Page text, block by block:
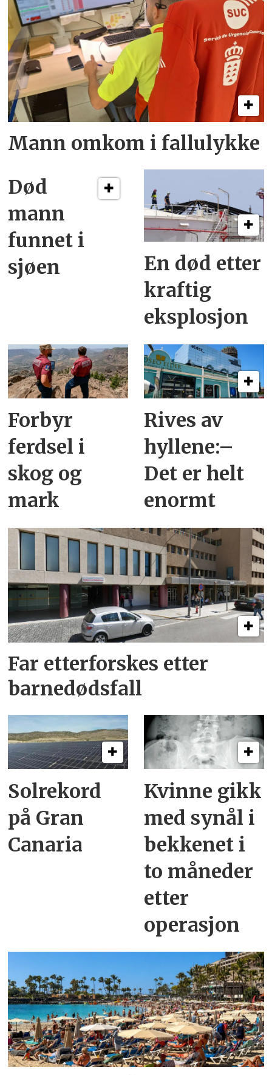
Mann omkom i fallulykke
Død
mann
funnet i
sjøen
En død etter
kraftig
eksplosjon
Forbyr
ferdsel i
skog og
mark
Rives av
hyllene:–
Det er helt
enormt
Far etterforskes etter
barnedødsfall
Solrekord
på Gran
Canaria
Kvinne gikk
med synål i
bekkenet i
to måneder
etter
operasjon